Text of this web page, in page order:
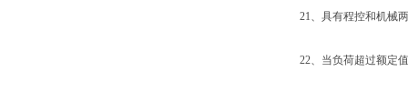
21、具有程控和机械两
22、当负荷超过额定值